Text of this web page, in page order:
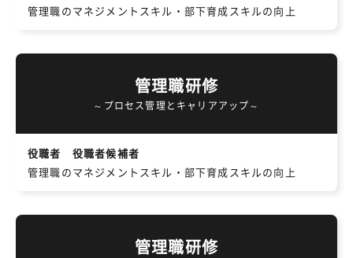
管理職のマネジメントスキル・部下育成スキルの向上
管理職研修
～プロセス管理とキャリアアップ～
役職者 役職者候補者
管理職のマネジメントスキル・部下育成スキルの向上
管理職研修